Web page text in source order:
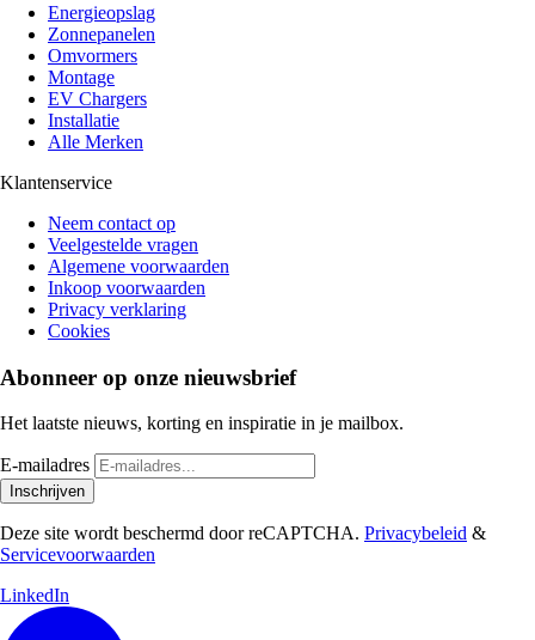
Energieopslag
Zonnepanelen
Omvormers
Montage
EV Chargers
Installatie
Alle Merken
Klantenservice
Neem contact op
Veelgestelde vragen
Algemene voorwaarden
Inkoop voorwaarden
Privacy verklaring
Cookies
Abonneer op onze nieuwsbrief
Het laatste nieuws, korting en inspiratie in je mailbox.
E-mailadres
Inschrijven
Deze site wordt beschermd door reCAPTCHA. Privacybeleid &
Servicevoorwaarden
LinkedIn